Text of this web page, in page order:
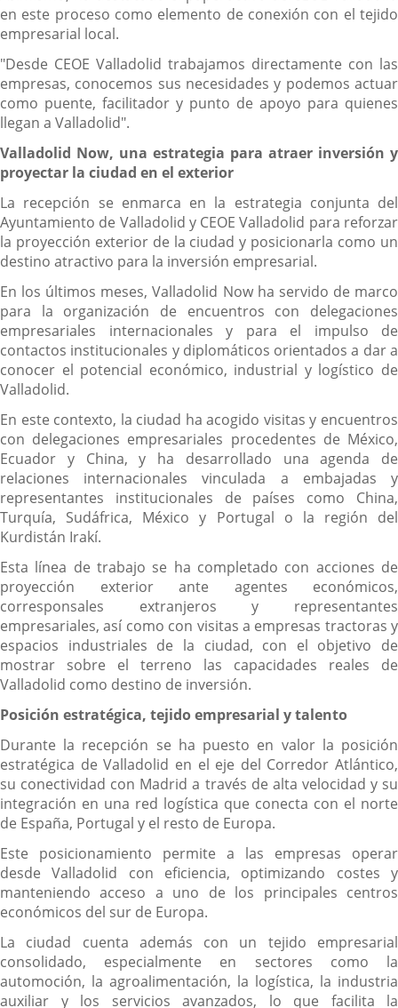
en este proceso como elemento de conexión con el tejido
empresarial local.
"Desde CEOE Valladolid trabajamos directamente con las
empresas, conocemos sus necesidades y podemos actuar
como puente, facilitador y punto de apoyo para quienes
llegan a Valladolid".
Valladolid Now, una estrategia para atraer inversión y
proyectar la ciudad en el exterior
La recepción se enmarca en la estrategia conjunta del
Ayuntamiento de Valladolid y CEOE Valladolid para reforzar
la proyección exterior de la ciudad y posicionarla como un
destino atractivo para la inversión empresarial.
En los últimos meses, Valladolid Now ha servido de marco
para la organización de encuentros con delegaciones
empresariales internacionales y para el impulso de
contactos institucionales y diplomáticos orientados a dar a
conocer el potencial económico, industrial y logístico de
Valladolid.
En este contexto, la ciudad ha acogido visitas y encuentros
con delegaciones empresariales procedentes de México,
Ecuador y China, y ha desarrollado una agenda de
relaciones internacionales vinculada a embajadas y
representantes institucionales de países como China,
Turquía, Sudáfrica, México y Portugal o la región del
Kurdistán Irakí.
Esta línea de trabajo se ha completado con acciones de
proyección exterior ante agentes económicos,
corresponsales extranjeros y representantes
empresariales, así como con visitas a empresas tractoras y
espacios industriales de la ciudad, con el objetivo de
mostrar sobre el terreno las capacidades reales de
Valladolid como destino de inversión.
Posición estratégica, tejido empresarial y talento
Durante la recepción se ha puesto en valor la posición
estratégica de Valladolid en el eje del Corredor Atlántico,
su conectividad con Madrid a través de alta velocidad y su
integración en una red logística que conecta con el norte
de España, Portugal y el resto de Europa.
Este posicionamiento permite a las empresas operar
desde Valladolid con eficiencia, optimizando costes y
manteniendo acceso a uno de los principales centros
económicos del sur de Europa.
La ciudad cuenta además con un tejido empresarial
consolidado, especialmente en sectores como la
automoción, la agroalimentación, la logística, la industria
auxiliar y los servicios avanzados, lo que facilita la